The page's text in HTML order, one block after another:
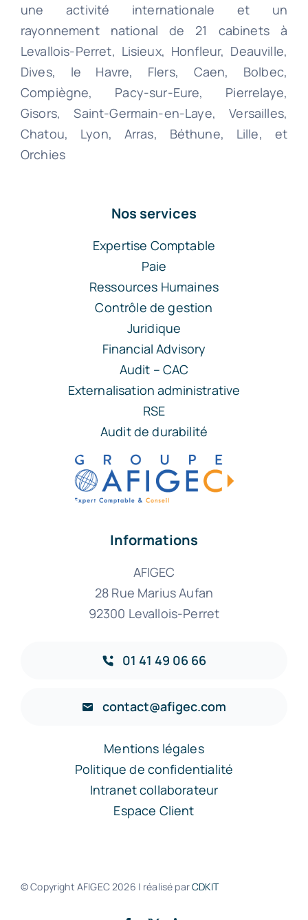
une activité internationale et un
rayonnement national de 21 cabinets à
Levallois-Perret, Lisieux, Honfleur, Deauville,
Dives, le Havre, Flers, Caen, Bolbec,
Compiègne, Pacy-sur-Eure, Pierrelaye,
Gisors, Saint-Germain-en-Laye, Versailles,
Chatou, Lyon, Arras, Béthune, Lille, et
Orchies
Nos services
Expertise Comptable
Paie
Ressources Humaines
Contrôle de gestion
Juridique
Financial Advisory
Audit – CAC
Externalisation administrative
RSE
Audit de durabilité
Informations
AFIGEC
28 Rue Marius Aufan
92300 Levallois-Perret
01 41 49 06 66
contact@afigec.com
Mentions légales
Politique de confidentialité
Intranet collaborateur
Espace Client
© Copyright AFIGEC2026 | réalisé parCDKIT